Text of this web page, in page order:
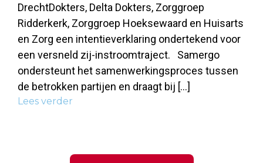
DrechtDokters, Delta Dokters, Zorggroep
Ridderkerk, Zorggroep Hoeksewaard en Huisarts
en Zorg een intentieverklaring ondertekend voor
een versneld zij-instroomtraject. Samergo
ondersteunt het samenwerkingsproces tussen
de betrokken partijen en draagt bij […]
Lees verder